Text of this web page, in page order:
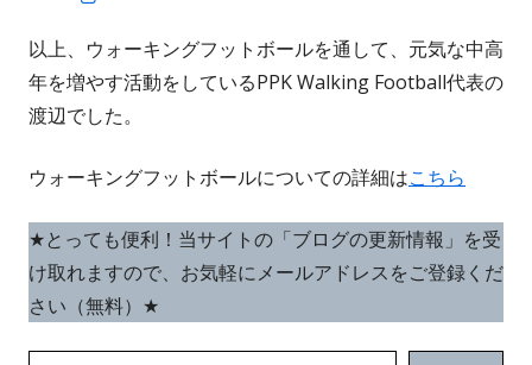
い
ウ
ィ
ウ
で
開
き
以上、ウォーキングフットボールを通して、元気な中高
年を増やす活動をしているPPK Walking Football代表の
渡辺でした。
ウォーキングフットボールについての詳細はこちら
★とっても便利！当サイトの「ブログの更新情報」を受
け取れますので、お気軽にメールアドレスをご登録くだ
さい（無料）★
メールアドレスを入力...